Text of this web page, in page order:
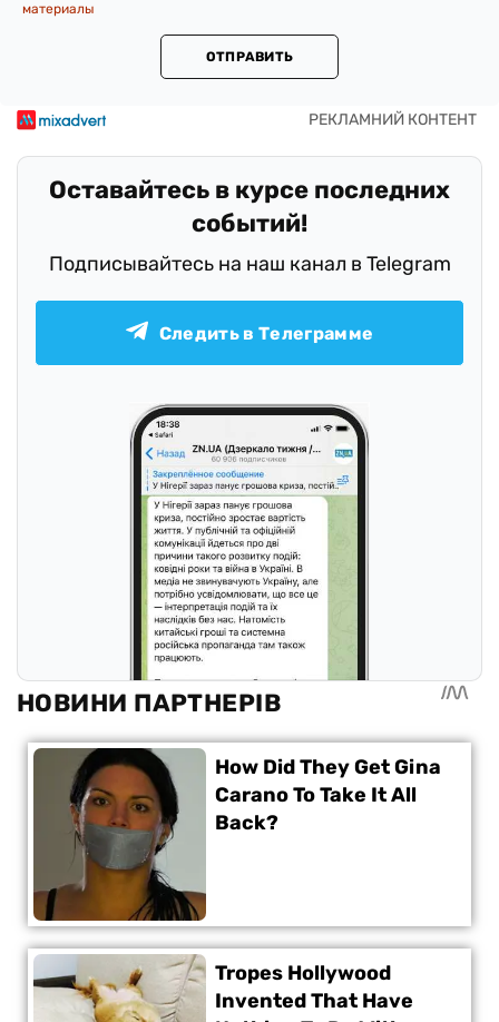
материалы
ОТПРАВИТЬ
Оставайтесь в курсе последних
событий!
Подписывайтесь на наш канал в Telegram
Следить в Телеграмме